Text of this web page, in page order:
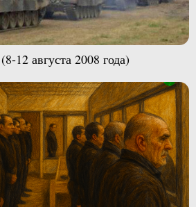
12 августа 2008 года)